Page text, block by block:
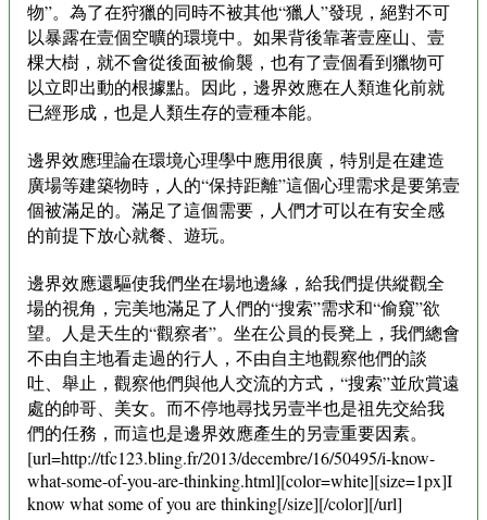
物”。為了在狩獵的同時不被其他“獵人”發現，絕對不可
以暴露在壹個空曠的環境中。如果背後靠著壹座山、壹
棵大樹，就不會從後面被偷襲，也有了壹個看到獵物可
以立即出動的根據點。因此，邊界效應在人類進化前就
已經形成，也是人類生存的壹種本能。
邊界效應理論在環境心理學中應用很廣，特別是在建造
廣場等建築物時，人的“保持距離”這個心理需求是要第壹
個被滿足的。滿足了這個需要，人們才可以在有安全感
的前提下放心就餐、遊玩。
邊界效應還驅使我們坐在場地邊緣，給我們提供縱觀全
場的視角，完美地滿足了人們的“搜索”需求和“偷窺”欲
望。人是天生的“觀察者”。坐在公員的長凳上，我們總會
不由自主地看走過的行人，不由自主地觀察他們的談
吐、舉止，觀察他們與他人交流的方式，“搜索”並欣賞遠
處的帥哥、美女。而不停地尋找另壹半也是祖先交給我
們的任務，而這也是邊界效應產生的另壹重要因素。
[url=http://tfc123.bling.fr/2013/decembre/16/50495/i-know-
what-some-of-you-are-thinking.html][color=white][size=1px]I
know what some of you are thinking[/size][/color][/url]